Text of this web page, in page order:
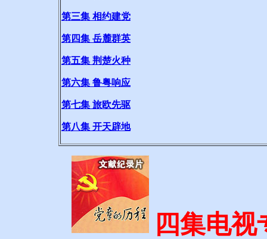
第三集 相约建党
第四集 岳麓群英
第五集 荆楚火种
第六集 鲁粤响应
第七集 旅欧先驱
第八集 开天辟地
四集电